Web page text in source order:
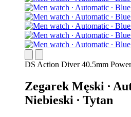
DS Action Diver 40.5mm
Zegarek Męski ∙
Niebieski ∙ Tytan